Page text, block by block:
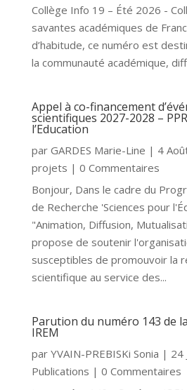
Collège Info 19 – Été 2026 -
savantes académiques de
d’habitude, ce numéro est
la communauté académique,
Appel à co-financement
scientifiques 2027-2028 –
l’Education
par GARDES Marie-Line | 4
projets | 0 Commentaires
Bonjour, Dans le cadre du
de Recherche 'Sciences pour
"Animation, Diffusion,
propose de soutenir
susceptibles de promouvoir la
scientifique au service des...
Parution du numéro 143 de
IREM
par YVAIN-PREBISKi Sonia | 24
Publications | 0 Commentaires